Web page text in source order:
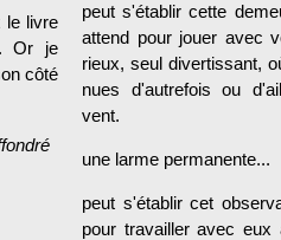
le livre
Or je
côté
peut s'établir cette
attend pour jouer avec
rieux, seul divertissant,
nues d'autrefois ou
vent.
une larme permanente...
peut s'établir cet
pour travailler avec